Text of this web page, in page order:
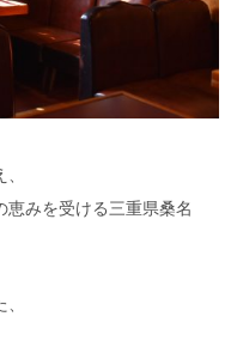
みを受ける三重県桑名